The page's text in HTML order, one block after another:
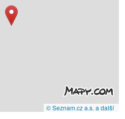
© Seznam.cz a.s. a další